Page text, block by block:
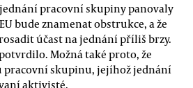
pracovní skupiny panovaly
bude znamenat obstrukce, a že
účast na jednání příliš brzy.
Možná také proto, že
pracovní skupinu, jejíhož jednání
aktivisté.